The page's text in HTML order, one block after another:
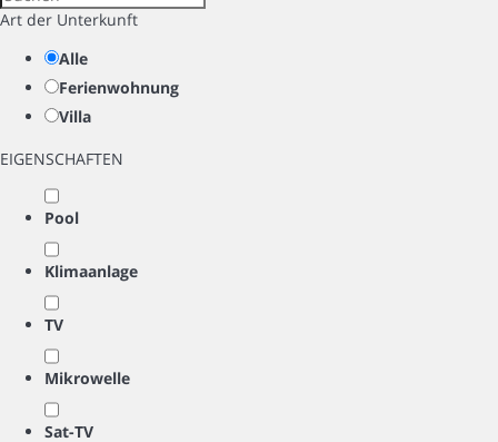
Art der Unterkunft
Alle
Ferienwohnung
Villa
EIGENSCHAFTEN
Pool
Klimaanlage
TV
Mikrowelle
Sat-TV